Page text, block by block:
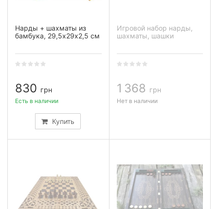
Нарды + шахматы из
бамбука, 29,5х29х2,5 см
830 грн
Купить
Есть в наличии
Игровой набор нарды,
шахматы, шашки
1 368 грн
Нет в наличии